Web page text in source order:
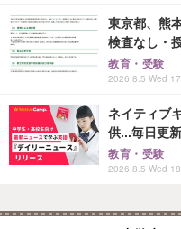
東京都、熊
検査なし・
教育・受験
2026.8.5 Wed
ネイティブ
供...毎日更新
教育・受験
2026.8.5 Wed